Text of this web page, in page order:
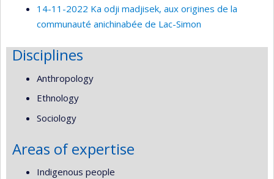
14-11-2022 Ka odji madjisek, aux origines de la
communauté anichinabée de Lac-Simon
Disciplines
Anthropology
Ethnology
Sociology
Areas of expertise
Indigenous people